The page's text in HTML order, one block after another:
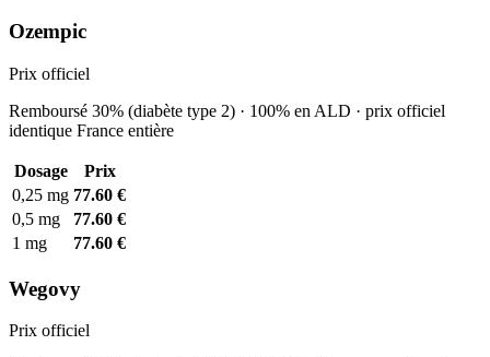
Ozempic
Prix officiel
Remboursé 30% (diabète type 2) · 100% en ALD · prix officiel
identique France entière
Dosage
Prix
0,25 mg 77.60 €
0,5 mg
77.60 €
1 mg
77.60 €
Wegovy
Prix officiel